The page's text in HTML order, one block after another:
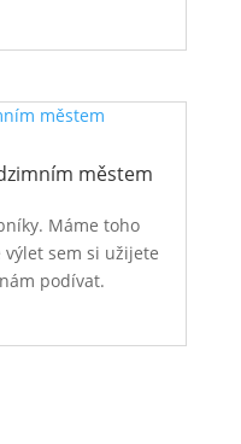
městem
Máme toho
sem si užijete
podívat.